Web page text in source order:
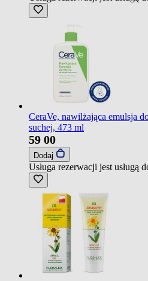
CeraVe, nawilżająca emulsja
suchej, 473 ml
59 00
Dodaj
Usługa rezerwacji jest usługą